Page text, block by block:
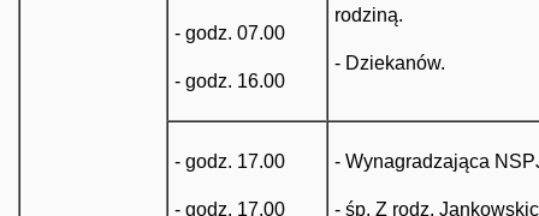
- godz. 07.00
- godz. 16.00
rodziną.
- Dziekanów.
- godz. 17.00
- godz. 17.00
- Wynagradzająca
- śp. Z rodz.